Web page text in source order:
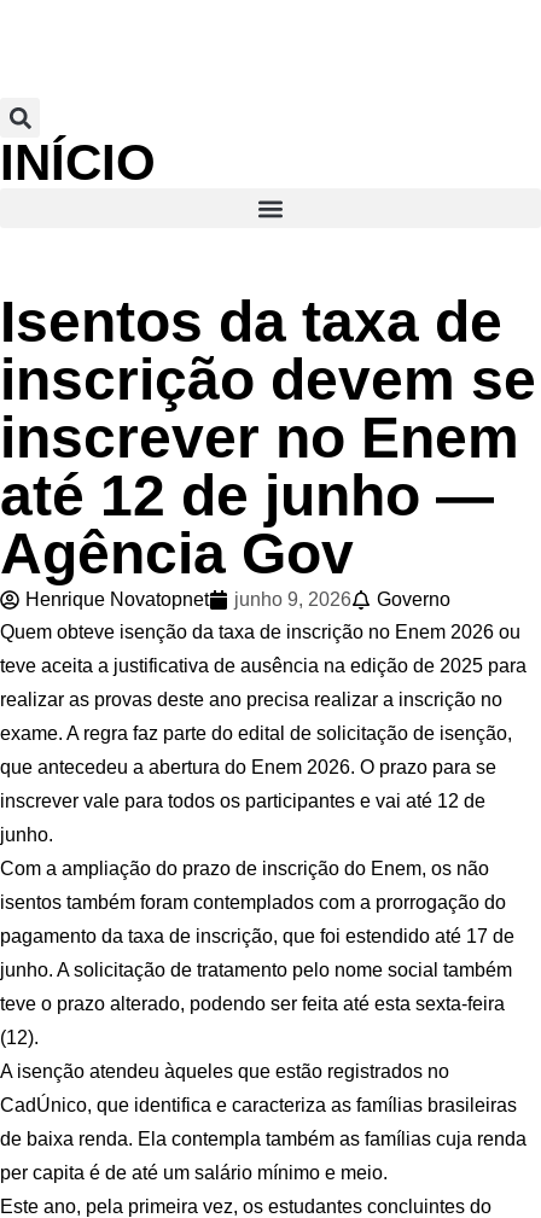
INÍCIO
Isentos da taxa de
inscrição devem se
inscrever no Enem
até 12 de junho —
Agência Gov
Henrique Novatopnet junho 9, 2026
Governo
Quem obteve isenção da taxa de inscrição no Enem 2026 ou
teve aceita a justificativa de ausência na edição de 2025 para
realizar as provas deste ano precisa realizar a inscrição no
exame. A regra faz parte do edital de solicitação de isenção,
que antecedeu a abertura do Enem 2026. O prazo para se
inscrever vale para todos os participantes e vai até 12 de
junho.
Com a ampliação do prazo de inscrição do Enem, os não
isentos também foram contemplados com a prorrogação do
pagamento da taxa de inscrição, que foi estendido até 17 de
junho. A solicitação de tratamento pelo nome social também
teve o prazo alterado, podendo ser feita até esta sexta-feira
(12).
A isenção atendeu àqueles que estão registrados no
CadÚnico, que identifica e caracteriza as famílias brasileiras
de baixa renda. Ela contempla também as famílias cuja renda
per capita é de até um salário mínimo e meio.
Este ano, pela primeira vez, os estudantes concluintes do